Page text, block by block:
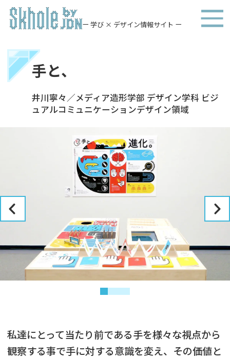
ー 学び × デザイン情報サイト ー
手と、
井川寧々／メディア造形学部 デザイン学科 ビジ
ュアルコミュニケーションデザイン領域
私達にとって当たり前である手を様々な視点から
観察する事で手に対する意識を変え、その価値と